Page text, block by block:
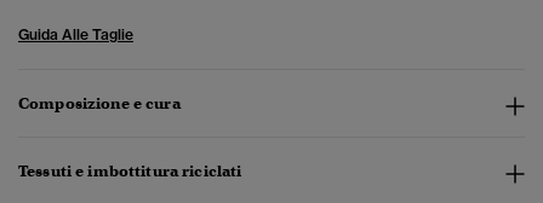
Guida Alle Taglie
Composizione e cura
Tessuti e imbottitura riciclati